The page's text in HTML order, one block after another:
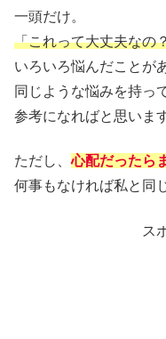
一頭だけ。
「これって大丈夫なの
いろいろ悩んだことが
同じような悩みを持っ
参考になればと思います
ただし、心配だったら
何事もなければ私と同
ス